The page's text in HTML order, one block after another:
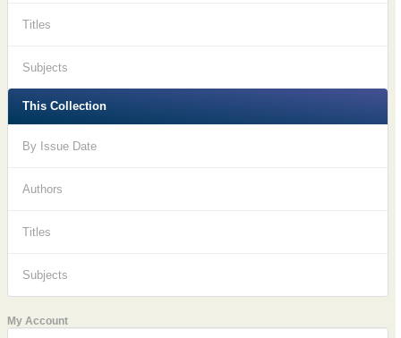
Titles
Subjects
This Collection
By Issue Date
Authors
Titles
Subjects
My Account